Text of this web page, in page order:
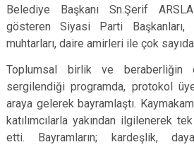
Belediye Başkanı Sn.Şerif
gösteren Siyasi Parti
muhtarları, daire amirleri ile çok sayıda
Toplumsal birlik ve beraberliğin
sergilendiği programda, protokol
araya gelerek bayramlaştı.
katılımcılarla yakından ilgilenerek
etti. Bayramların; kardeşlik,